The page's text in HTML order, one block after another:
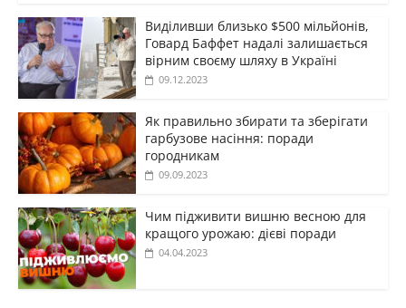
Виділивши близько $500 мільйонів,
Говард Баффет надалі залишається
вірним своєму шляху в Україні
09.12.2023
Як правильно збирати та зберігати
гарбузове насіння: поради
городникам
09.09.2023
Чим підживити вишню весною для
кращого урожаю: дієві поради
04.04.2023